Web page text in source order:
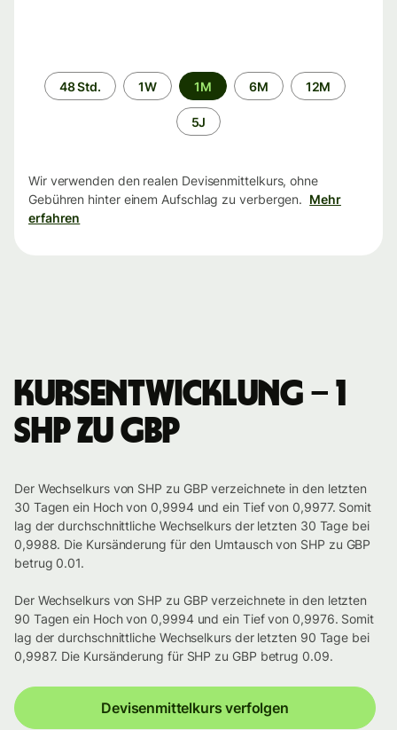
Zeitraum
48 Std. 1W 1M 6M 12M
5J
Wir verwenden den realen Devisenmittelkurs, ohne
Gebühren hinter einem Aufschlag zu verbergen. Mehr
erfahren
Kursentwicklung – 1
SHP zu GBP
Der Wechselkurs von SHP zu GBP verzeichnete in den letzten
30 Tagen ein Hoch von 0,9994 und ein Tief von 0,9977. Somit
lag der durchschnittliche Wechselkurs der letzten 30 Tage bei
0,9988. Die Kursänderung für den Umtausch von SHP zu GBP
betrug 0.01.
Der Wechselkurs von SHP zu GBP verzeichnete in den letzten
90 Tagen ein Hoch von 0,9994 und ein Tief von 0,9976. Somit
lag der durchschnittliche Wechselkurs der letzten 90 Tage bei
0,9987. Die Kursänderung für SHP zu GBP betrug 0.09.
Devisenmittelkurs verfolgen